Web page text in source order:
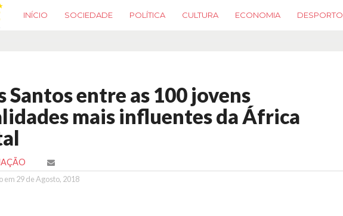
INÍCIO SOCIEDADE POLÍTICA CULTURA ECONOMIA DESPORTO
Santos entre as 100 jovens
mais influentes da África
em 29 de Agosto, 2018